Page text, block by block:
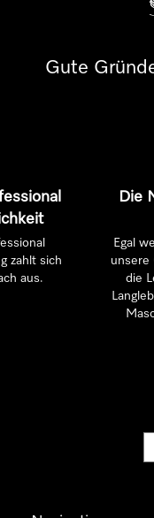
Gute
zahlt sich
aus.
Die
Egal
unsere
die